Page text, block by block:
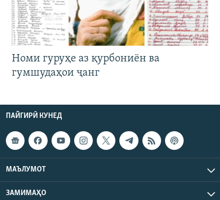
Номи гуруҳе аз қурбониён ва
гумшудаҳои ҷанг
ПАЙГИРӢ КУНЕД
МАЪЛУМОТ
ЗАМИМАҲО